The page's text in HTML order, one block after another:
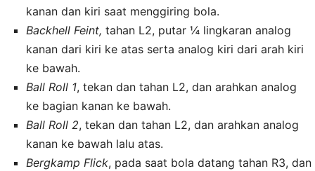
kanan dan kiri saat menggiring bola.
Backhell Feint, tahan L2, putar ¼ lingkaran analog
kanan dari kiri ke atas serta analog kiri dari arah kiri
ke bawah.
Ball Roll 1, tekan dan tahan L2, dan arahkan analog
ke bagian kanan ke bawah.
Ball Roll 2, tekan dan tahan L2, dan arahkan analog
kanan ke bawah lalu atas.
Bergkamp Flick, pada saat bola datang tahan R3, dan